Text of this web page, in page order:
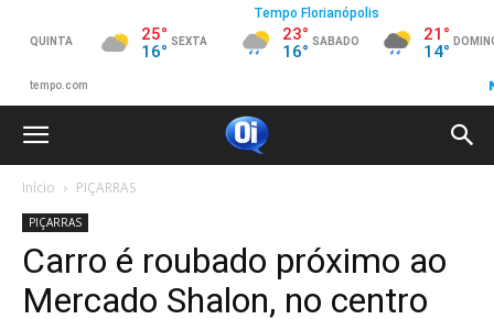
Início PIÇARRAS
PIÇARRAS
Carro é roubado próximo ao
Mercado Shalon, no centro